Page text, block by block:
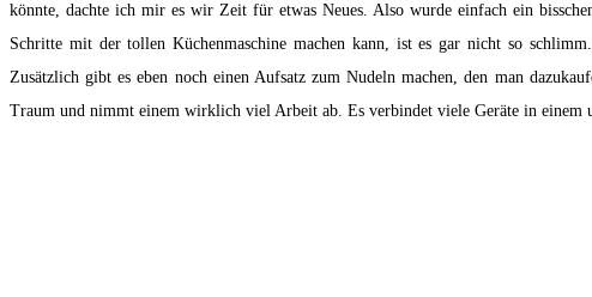
könnte, dachte ich mir es wir Zeit für etwas Neues. Also wurde einfach ein
Schritte mit der tollen Küchenmaschine machen kann, ist es gar nicht so
Zusätzlich gibt es eben noch einen Aufsatz zum Nudeln machen, den man
Traum und nimmt einem wirklich viel Arbeit ab. Es verbindet viele Geräte in